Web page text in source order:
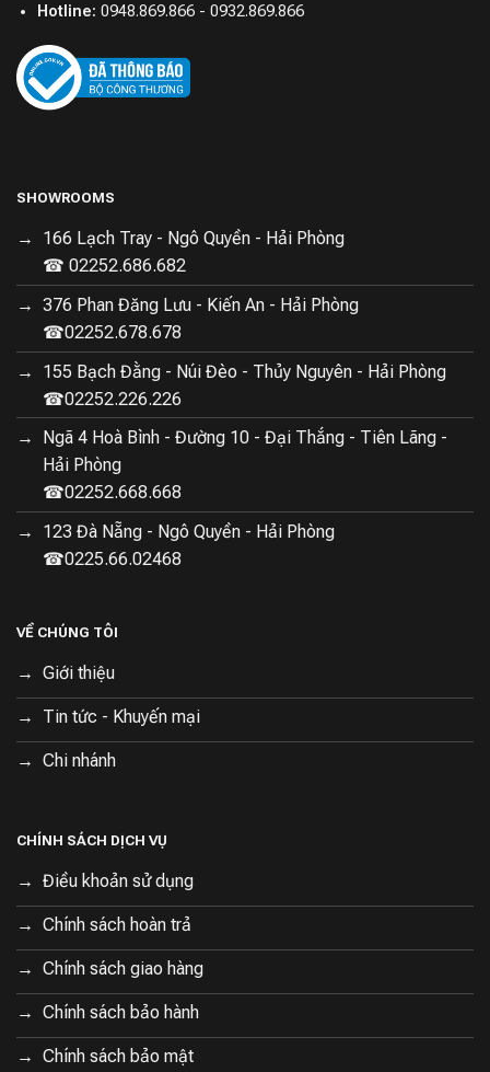
đình nhỏ
Ngăn chứa linh hoạt:
ngăn chứa khác nhau, giúp bạn dễ dàng phân loại và
bảo quản thực phẩm.
Kệ kính chịu lực:
Hotline: 0948.869.866 - 0932.869.866
SHOWROOMS
166 Lạch Tray - Ngô Quyền - Hải Phòng
☎ 02252.686.682
376 Phan Đăng Lưu - Kiến An - Hải Phòng
☎02252.678.678
155 Bạch Đằng - Núi Đèo - Thủy Nguyên - Hải Phòng
☎02252.226.226
Ngã 4 Hoà Bình - Đường 10 - Đại Thắng - Tiên Lãng -
Hải Phòng
☎02252.668.668
123 Đà Nẵng - Ngô Quyền - Hải Phòng
☎0225.66.02468
VỀ CHÚNG TÔI
Giới thiệu
Tin tức - Khuyến mại
Chi nhánh
CHÍNH SÁCH DỊCH VỤ
Điều khoản sử dụng
Chính sách hoàn trả
Chính sách giao hàng
Chính sách bảo hành
Chính sách bảo mật